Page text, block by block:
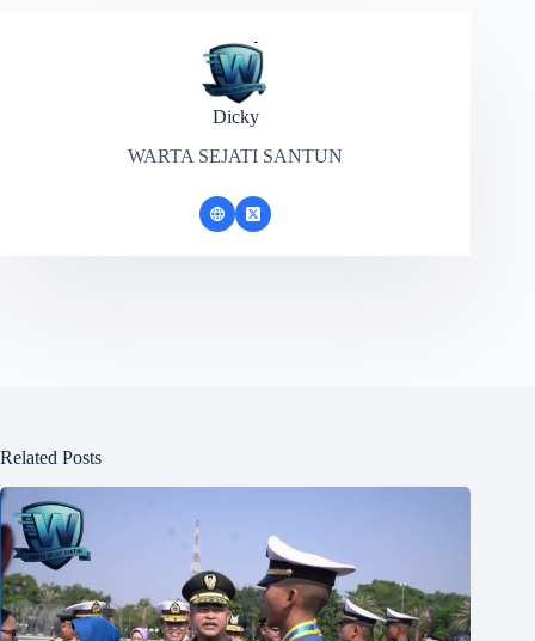
Dicky
WARTA SEJATI SANTUN
Related Posts